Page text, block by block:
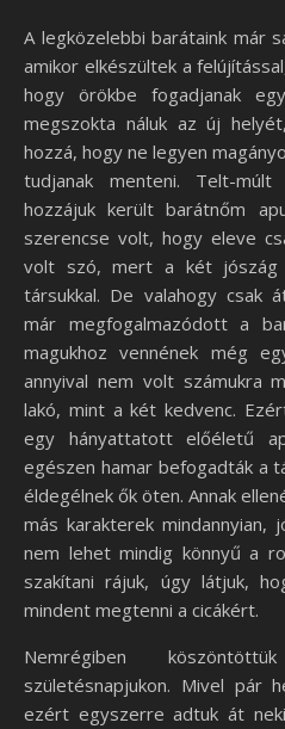
A legközelebbi barátaink már saját otthonban élnek, ezért
amikor elkészültek a
hogy örökbe fogadjanak
megszokta náluk az új
hozzá, hogy ne legyen
tudjanak menteni. Telt-
hozzájuk került barátnőm
szerencse volt, hogy eleve
volt szó, mert a két
társukkal. De valahogy csak
már megfogalmazódott a
magukhoz vennének még
annyival nem volt számukra
lakó, mint a két kedvenc.
egy hányattatott előéletű
egészen hamar befogadták a
éldegélnek ők öten. Annak
más karakterek mindannyian,
nem lehet mindig könnyű a
szakítani rájuk, úgy látjuk,
mindent megtenni a cicákért.
Nemrégiben
születésnapjukon. Mivel pár
ezért egyszerre adtuk át